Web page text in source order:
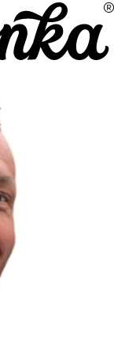
služby.
súhlas
a aby sme
Google
byť používané
zážitok.
podľa toho, čo
ktoré typy